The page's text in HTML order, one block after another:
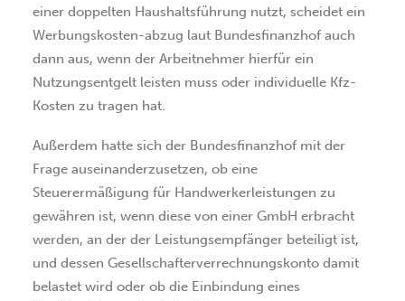
einer doppelten Haushaltsführung nutzt, scheidet ein
Werbungskosten-abzug laut Bundesfinanzhof auch
dann aus, wenn der Arbeitnehmer hierfür ein
Nutzungsentgelt leisten muss oder individuelle Kfz-
Kosten zu tragen hat.
Außerdem hatte sich der Bundesfinanzhof mit der
Frage auseinanderzusetzen, ob eine
Steuerermäßigung für Handwerkerleistungen zu
gewähren ist, wenn diese von einer GmbH erbracht
werden, an der der Leistungsempfänger beteiligt ist,
und dessen Gesellschafterverrechnungskonto damit
belastet wird oder ob die Einbindung eines